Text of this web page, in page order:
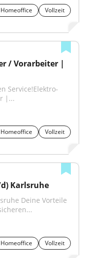
Homeoffice
Vollzeit
/ Vorarbeiter |
Service!Elektro-
|...
Homeoffice
Vollzeit
Karlsruhe
Deine Vorteile
Homeoffice
Vollzeit